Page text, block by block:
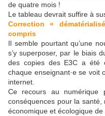
de quatre mois !
Le tableau devrait suffire à
Correction «
compris
Il semble pourtant qu’une
s’y superposer, par le biais
des copies des E3C a été
chaque enseignant·e se voit
internet.
Ce recours au numérique
conséquences pour la
économique et écologique de